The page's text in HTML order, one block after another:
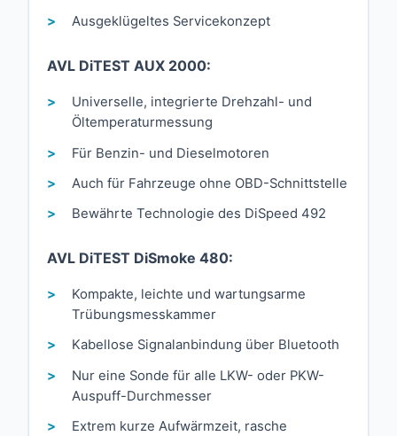
Ausgeklügeltes Servicekonzept
AVL DiTEST AUX 2000:
Universelle, integrierte Drehzahl- und
Öltemperaturmessung
Für Benzin- und Dieselmotoren
Auch für Fahrzeuge ohne OBD-Schnittstelle
Bewährte Technologie des DiSpeed 492
AVL DiTEST DiSmoke 480:
Kompakte, leichte und wartungsarme
Trübungsmesskammer
Kabellose Signalanbindung über Bluetooth
Nur eine Sonde für alle LKW- oder PKW-
Auspuff-Durchmesser
Extrem kurze Aufwärmzeit, rasche